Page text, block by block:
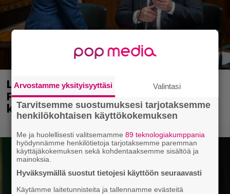
Laittomasta graffitista kiinni jäänyt
Paavo Arhinmäki jälleen spraypullo
kädessä – näitä puolueita ei kiinnosta
Arvostamme yksityisyyttäsi Valintasi
Tarvitsemme suostumuksesi tarjotaksemme
henkilökohtaisen käyttökokemuksen
Me ja huolellisesti valitsemamme89 teknologiakumppania
hyödynnämme henkilötietoja tarjotaksemme paremman
käyttäjäkokemuksen sekä kohdentaaksemme sisältöä ja
mainoksia.
Hyväksymällä suostut tietojesi käyttöön seuraavasti
Käytämme laitetunnisteita ja tallennamme evästeitä